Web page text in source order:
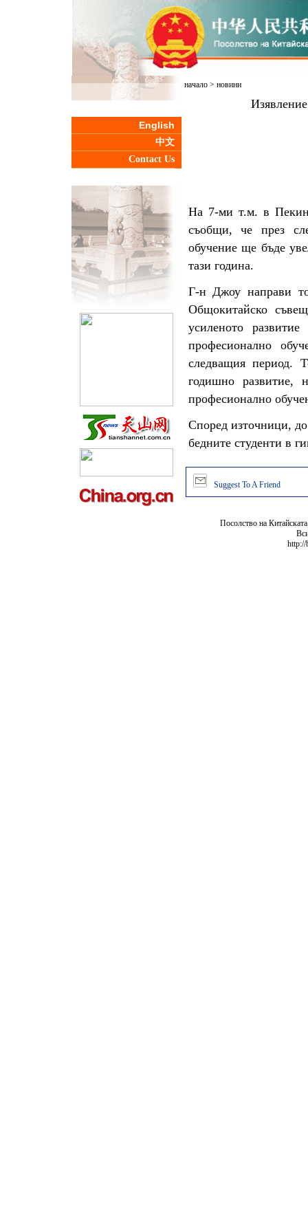
English
中文
Contact Us
начало> новини
На 7-ми т.м. в Пекин
съобщи, че през
обучение ще бъде
тази година.
Г-н Джоу направи
Общокитайско
усиленото
професионално
следващия период.
годишно развитие,
професионално
Според източници,
бедните студенти в
Suggest To A Friend
Посолство на
http://